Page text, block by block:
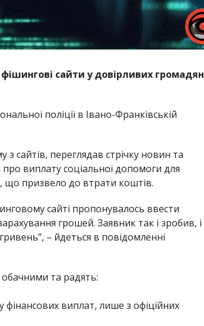
сайти у довірливих громадян
поліції в Івано-Франківській
сайтів, переглядав стрічку новин та
виплату соціальної допомоги для
що призвело до втрати коштів.
сайті пропонувалось ввести
грошей. Заявник так і зробив, і
– йдеться в повідомленні
та радять:
виплат, лише з офіційних